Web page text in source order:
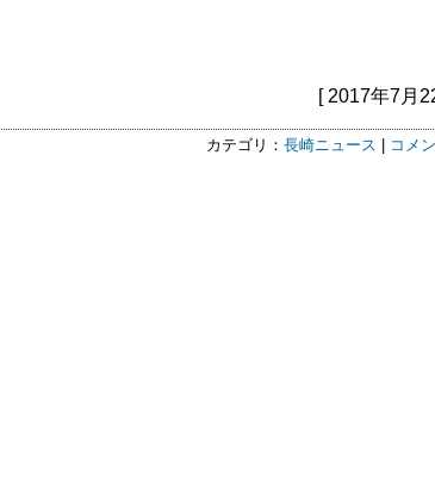
[ 2017年7月
カテゴリ： 長崎ニュース コメ